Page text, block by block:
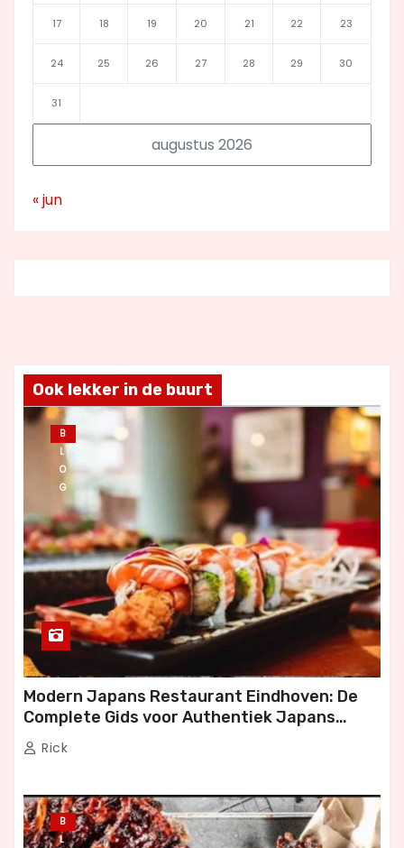
augustus 2026
17 18 19 20 21 22 23
24 25 26 27 28 29 30
31
« jun
Ook lekker in de buurt
B
L
O
G
Modern Japans Restaurant Eindhoven: De
Complete Gids voor Authentiek Japans
Dineren
Rick
B
L